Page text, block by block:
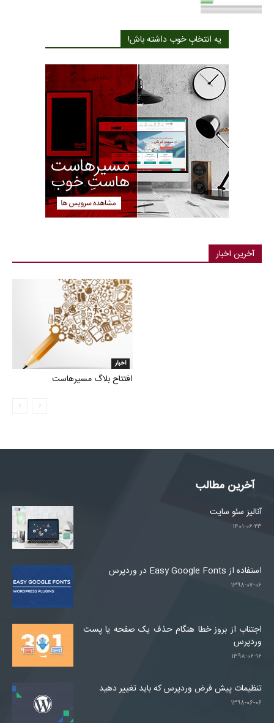
یه انتخابِ خوب داشته باش!
آخرین اخبار
اخبار
افتتاح بلاگ مسیرهاست
آخرین مطالب
آنالیز سئو سایت
۱۴۰۱-۰۶-۲۳
استفاده از Easy Google Fonts در وردپرس
۱۳۹۸-۰۷-۰۶
اجتناب از بروز خطا هنگام حذف یک صفحه یا پست
وردپرس
۱۳۹۸-۰۶-۱۶
تنظیمات پیش فرض وردپرس که باید تغییر دهید
۱۳۹۸-۰۶-۰۶